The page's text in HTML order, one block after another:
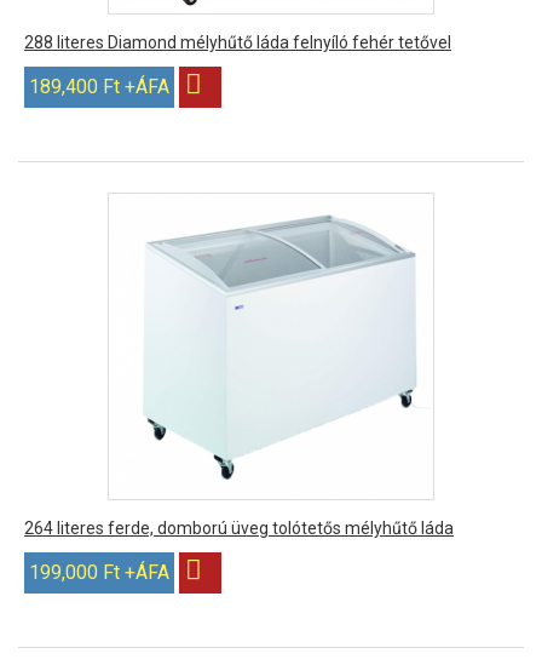
288 literes Diamond mélyhűtő láda felnyíló fehér tetővel
189,400 Ft +ÁFA
264 literes ferde, domború üveg tolótetős mélyhűtő láda
199,000 Ft +ÁFA